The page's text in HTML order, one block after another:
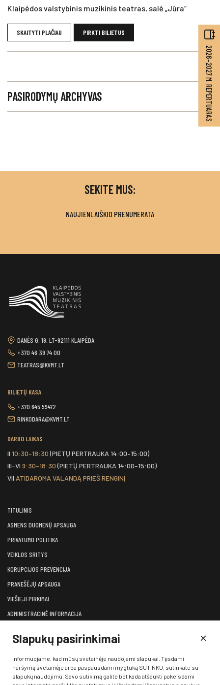
Slapukų pasirinkimai
Informuojame, kad mūsų svetainėje naudojami slapukai. Tęsdami
naršymą svetainėje arba paspausdami mygtuką SUTINKU, sutinkate su
slapukų naudojimu. Savo sutikimą galite bet kada atšaukti pakeisdami
Klaipėdos valstybinis muzikinis teatras, salė „Jūra“
SKAITYTI PLAČIAU PIRKTI BILIETUS
PASIRODYMŲ ARCHYVAS 2026–2027 M. REPERTUARAS
SEKITE MUS:
NAUJIENLAIŠKIO PRENUMERATA
DANĖS G. 19, LT-92111 KLAIPĖDA
+370 46 39 74 00
TEATRAS@KVMT.LT
BILIETŲ KASA
+370 645 59472
RINKODARA@KVMT.LT
DARBO LAIKAS
II 10:30–18:30(PIETŲ PERTRAUKA 14:00–15:00)
III-VI 9:30–18:30(PIETŲ PERTRAUKA 14:00–15:00)
VII ATIDAROMA VALANDĄ PRIEŠ RENGINĮ
TITULINIS
ASMENS DUOMENŲ APSAUGA
PRIVATUMO POLITIKA
VEIKLOS SRITYS
KORUPCIJOS PREVENCIJA
PRANEŠĖJŲ APSAUGA
VIEŠIEJI PIRKIMAI
ADMINISTRACINĖ INFORMACIJA
ATVIRI DUOMENYS
KONSULTAVIMASIS SU VISUOMENE
KONTAKTAI